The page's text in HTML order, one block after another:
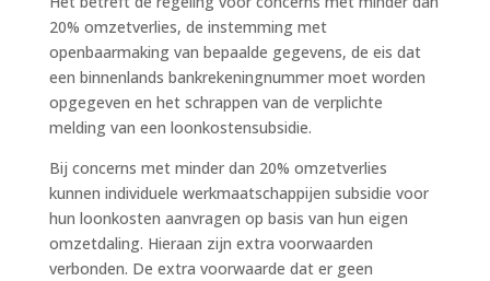
20% omzetverlies, de instemming met
openbaarmaking van bepaalde gegevens, de eis dat
een binnenlands bankrekeningnummer moet worden
opgegeven en het schrappen van de verplichte
melding van een loonkostensubsidie.
Bij concerns met minder dan 20% omzetverlies
kunnen individuele werkmaatschappijen subsidie voor
hun loonkosten aanvragen op basis van hun eigen
omzetdaling. Hieraan zijn extra voorwaarden
verbonden. De extra voorwaarde dat er geen